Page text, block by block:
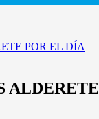
POR EL DÍA
ALDERETE